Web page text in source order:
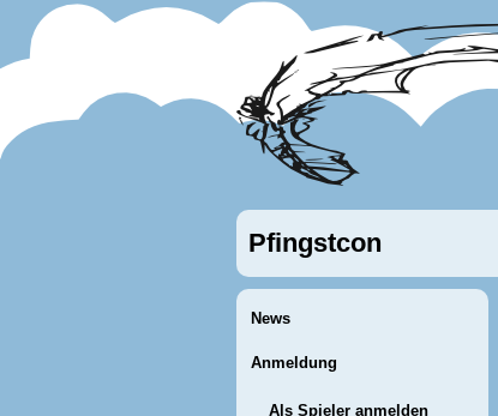
Pfingstcon
News
Anmeldung
Als Spieler anmelden